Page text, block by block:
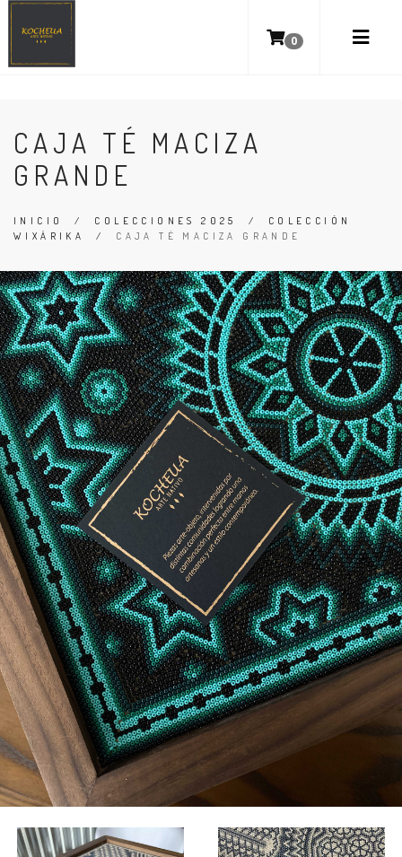
0
CAJA TÉ MACIZA
GRANDE
INICIO / COLECCIONES 2025 / COLECCIÓN
WIXÁRIKA
/ CAJA TÉ MACIZA GRANDE